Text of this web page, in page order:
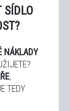
SÍDLO
NÁKLADY
,
TEDY